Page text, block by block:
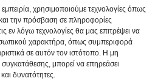
χρησιμοποιούμε τεχνολογίες όπως
την πρόσβαση σε πληροφορίες
εν λόγω τεχνολογίες θα μας επιτρέψει να
χαρακτήρα, όπως συμπεριφορά
σε αυτόν τον ιστότοπο. Η μη
μπορεί να επηρεάσει
δυνατότητες.